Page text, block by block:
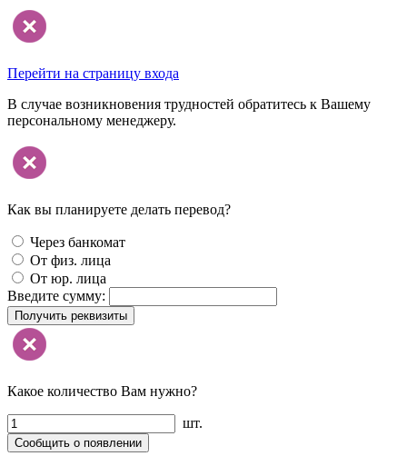
Перейти на страницу входа
В случае возникновения трудностей обратитесь к Вашему
персональному менеджеру.
Как вы планируете делать перевод?
Через банкомат
От физ. лица
От юр. лица
Введите сумму:
Получить реквизиты
Какое количество Вам нужно?
шт.
Сообщить о появлении